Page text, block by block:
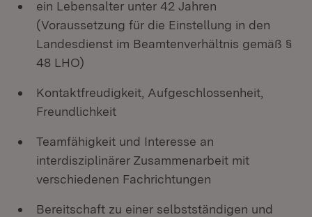
ein Lebensalter unter 42 Jahren
(Voraussetzung für die Einstellung in den
Landesdienst im Beamtenverhältnis gemäß §
48 LHO)
Kontaktfreudigkeit, Aufgeschlossenheit,
Freundlichkeit
Teamfähigkeit und Interesse an
interdisziplinärer Zusammenarbeit mit
verschiedenen Fachrichtungen
Bereitschaft zu einer selbstständigen und